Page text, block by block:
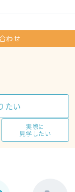
わせ
たい
実際に
見学したい